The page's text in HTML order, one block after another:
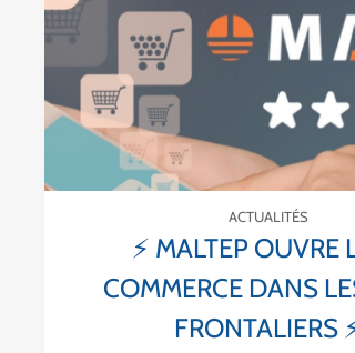
ACTUALITÉS
⚡ MALTEP OUVRE
COMMERCE DANS
FRONTALIERS